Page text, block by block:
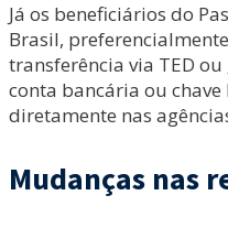
Já os beneficiários do
Brasil,
transferência via TED ou
conta bancária ou
diretamente nas
Mudanças nas